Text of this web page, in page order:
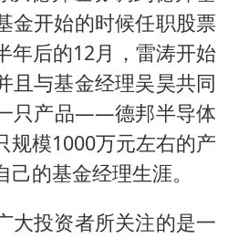
金开始的时候任职股票
年后的12月，雷涛开始
且与基金经理吴昊共同
只产品——德邦半导体
规模1000万元左右的产
的基金经理生涯。
大投资者所关注的是一